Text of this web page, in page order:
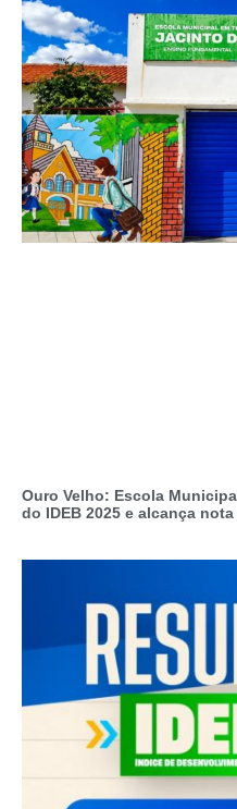
Ouro Velho: Escola
do IDEB 2025 e alcança nota